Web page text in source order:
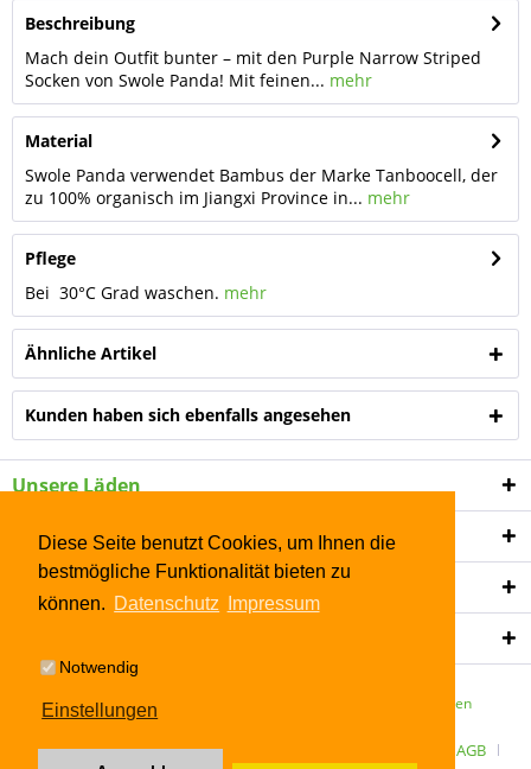
Diese Seite benutzt Cookies, um Ihnen die
bestmögliche Funktionalität bieten zu
können. Datenschutz Impressum
Notwendig
Einstellungen
Beschreibung
Mach dein Outfit bunter – mit den Purple Narrow Striped
Socken von Swole Panda! Mit feinen... mehr
Material
Swole Panda verwendet Bambus der Marke Tanboocell, der
zu 100% organisch im Jiangxi Province in... mehr
Pflege
Bei 30°C Grad waschen. mehr
Ähnliche Artikel
Kunden haben sich ebenfalls angesehen
Unsere Läden
Shop Service
Informationen
* Alle Preise inkl. gesetzl. Mehrwertsteuer zzgl. Versandkosten
ÜBER UNS Kontakt Datenschutz AGB